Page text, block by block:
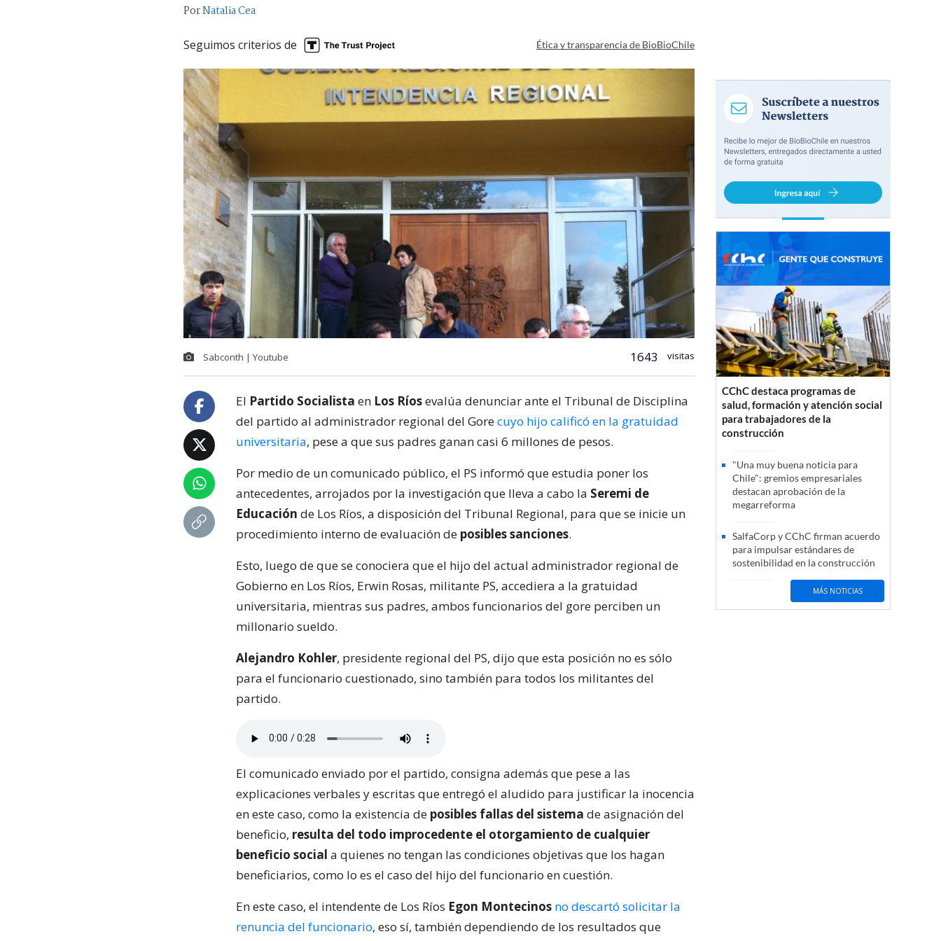
PorNatalia Cea
Seguimos criterios de Ética y transparencia de BioBioChile
Sabconth | Youtube 1643 visitas
El Partido Socialista en Los Ríosevalúa denunciar ante el Tribunal de Disciplina
del partido al administrador regional del Gorecuyo hijo calificó en la gratuidad
universitaria, pese a que sus padres ganan casi 6 millones de pesos.
Por medio de un comunicado público, el PS informó que estudia poner los
antecedentes, arrojados por la investigación que lleva a cabo la Seremi de
Educación de Los Ríos, a disposición del Tribunal Regional, para que se inicie un
procedimiento interno de evaluación de posibles sanciones.
Esto, luego de que se conociera que el hijo del actual administrador regional de
Gobierno en Los Ríos, Erwin Rosas, militante PS, accediera a la gratuidad
universitaria, mientras sus padres, ambos funcionarios del gore perciben un
millonario sueldo.
Alejandro Kohler, presidente regional del PS, dijo que esta posición no es sólo
para el funcionario cuestionado, sino también para todos los militantes del
partido.
El comunicado enviado por el partido, consigna además que pese a las
explicaciones verbales y escritas que entregó el aludido para justificar la inocencia
en este caso, como la existencia de posibles fallas del sistema de asignación del
beneficio, resulta del todo improcedente el otorgamiento de cualquier
beneficio social a quienes no tengan las condiciones objetivas que los hagan
beneficiarios, como lo es el caso del hijo del funcionario en cuestión.
En este caso, el intendente de Los Ríos Egon Montecinos no descartó solicitar la
renuncia del funcionario, eso sí, también dependiendo de los resultados que
CChC destaca programas de
salud, formación y atención social
para trabajadores de la
construcción
"Una muy buena noticia para
Chile": gremios empresariales
destacan aprobación de la
megarreforma
SalfaCorp y CChC firman acuerdo
para impulsar estándares de
sostenibilidad en la construcción
MÁS NOTICIAS